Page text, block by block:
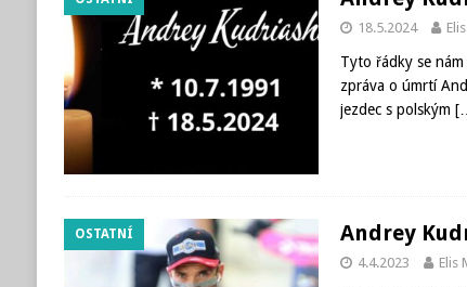
18.5.2024
Tyto řádky se
zpráva o úmrtí
jezdec s polským
OSTATNÍ Andrey
4.4.2023 Elis